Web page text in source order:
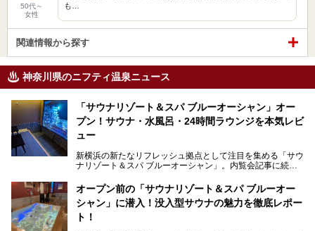
50代～
女性
も…
関連情報から探す
神奈川県のニフティ温泉ニュース
「サウナリゾート＆スパ ブルーオーシャン」オー
プン！サウナ・水風呂・24時間ラウンジを本気レビ
ュー
新横浜の新たなリフレッシュ拠点として注目を集める「サウ
ナリゾート＆スパ ブルーオーシャン」。内覧会記事に続
す。サウナや水風呂の気持ちよさはもちろん、リラックスス
ペースの過ごしやすさまで徹底チェック。新横浜エリアで日
常の疲れをリセットしたい人、ライブやスポーツ観戦遠征組
は必見です。
オープン前の「サウナリゾート＆スパ ブルーオー
シャン」に潜入！没入型サウナの魅力を徹底レポー
ト！